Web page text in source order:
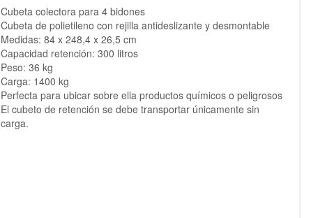
Cubeta colectora para 4 bidones
Cubeta de polietileno con rejilla antideslizante y desmontable
Medidas: 84 x 248,4 x 26,5 cm
Capacidad retención: 300 litros
Peso: 36 kg
Carga: 1400 kg
Perfecta para ubicar sobre ella productos químicos o peligrosos
El cubeto de retención se debe transportar únicamente sin
carga.